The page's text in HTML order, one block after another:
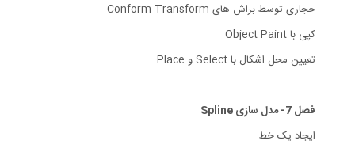
حجاری توسط براش های Conform Transform
کپی با Object Paint
تعیین محل اشکال با Select و Place
فصل 7- مدل سازی Spline
ایجاد یک خط